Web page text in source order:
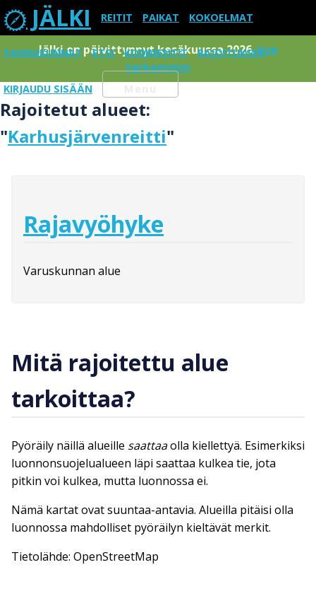
JÄLKI REITIT PAIKAT KOKOELMAT
PAIKKAKUNNAT ETSI KOMMENTIT RAJOITUKSET
KIRJAUDU SISÄÄN
Jälki on päivittynnyt kesäkuussa 2026.Lue
tarkemmin
Rajoitetut alueet:
"Karhusjärvenreitti"
Rajavyöhyke
Varuskunnan alue
Mitä rajoitettu alue
tarkoittaa?
Pyöräily näillä alueille saattaaolla kiellettyä. Esimerkiksi
luonnonsuojelualueen läpi saattaa kulkea tie, jota
pitkin voi kulkea, mutta luonnossa ei.
Nämä kartat ovat suuntaa-antavia. Alueilla pitäisi olla
luonnossa mahdolliset pyöräilyn kieltävät merkit.
Tietolähde: OpenStreetMap